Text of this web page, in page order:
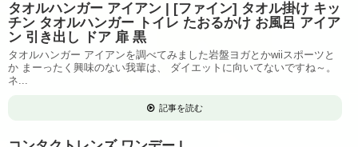
タオルハンガー アイアン | [ファイン] タオル掛け キッ
チン タオルハンガー トイレ たおるかけ お風呂 アイア
ン 引き出し ドア 扉 黒
タオルハンガー アイアンを調べてみました岩盤ヨガとかwiiスポーツと
か まーったく興味のない我輩は、 ダイエットに向いてないですね～。
ネ...
記事を読む